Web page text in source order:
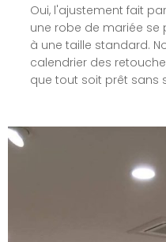
Oui, l'ajustement fait
une robe de mariée se
à une taille standard.
calendrier des
que tout soit prêt sans